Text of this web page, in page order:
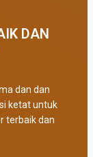
DAN
dan dan
ketat untuk
terbaik dan